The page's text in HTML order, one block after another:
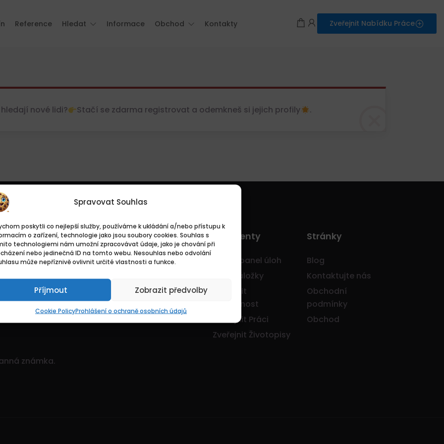
Spravovat Souhlas
poskytli co nejlepší služby, používáme k ukládání a/nebo přístupu k
o zařízení, technologie jako jsou soubory cookies. Souhlas s
technologiemi nám umožní zpracovávat údaje, jako je chování při
nebo jedinečná ID na tomto webu. Nesouhlas nebo odvolání
může nepříznivě ovlivnit určité vlastnosti a funkce.
Příjmout Zobrazit předvolby
Cookie PolicyProhlášení o ochraně osobních údajů
Reference Hledat Informace Obchod Kontakty Zveřejnit Nabídku Práce
nové lidi? Stačí se zdarma registrovat a odemkneš si jejich profily .
Je to dynamický
množstvím nabídek!
známka.
Základní
Domů
Kontakty
Pro Klienty
Hlavní panel úloh
Moje záložky
Zveřejnit
Společnost
Zveřejnit Práci
Zveřejnit Životopisy
Stránky
Blog
Kontaktujte nás
Obchodní
podmínky
Obchod